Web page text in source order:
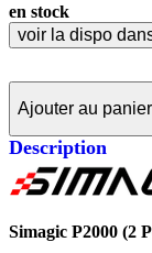
en stock
voir la dispo
Ajouter au panier
Description
Simagic P2000 (2